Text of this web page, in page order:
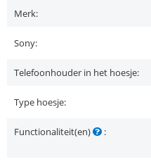
Merk:
Sony:
Telefoonhouder in het hoesje:
Type hoesje:
Functionaliteit(en) :